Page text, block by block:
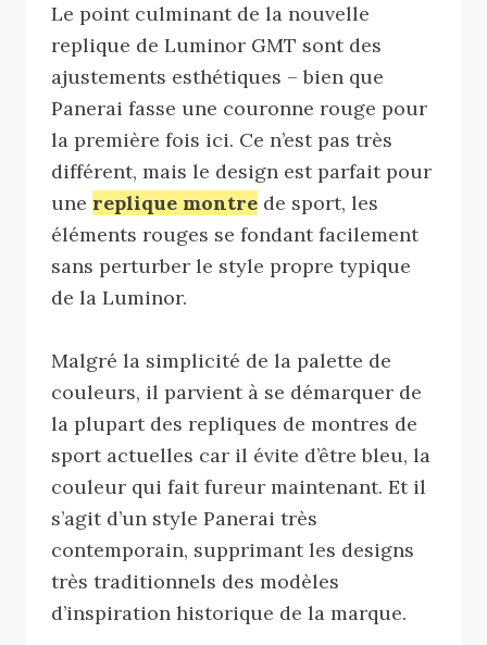
Le point culminant de la nouvelle
replique de Luminor GMT sont des
ajustements esthétiques – bien que
Panerai fasse une couronne rouge pour
la première fois ici. Ce n’est pas très
différent, mais le design est parfait pour
une replique montre de sport, les
éléments rouges se fondant facilement
sans perturber le style propre typique
de la Luminor.
Malgré la simplicité de la palette de
couleurs, il parvient à se démarquer de
la plupart des repliques de montres de
sport actuelles car il évite d’être bleu, la
couleur qui fait fureur maintenant. Et il
s’agit d’un style Panerai très
contemporain, supprimant les designs
très traditionnels des modèles
d’inspiration historique de la marque.